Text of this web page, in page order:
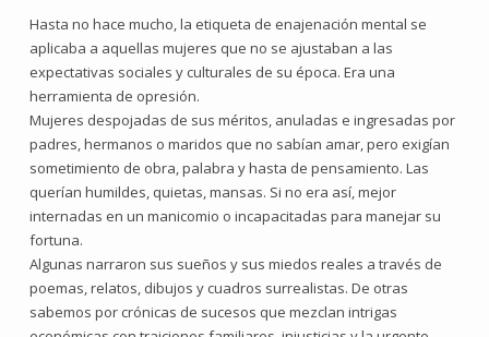
Hasta no hace mucho, la etiqueta de enajenación mental se
aplicaba a aquellas mujeres que no se ajustaban a las
expectativas sociales y culturales de su época. Era una
herramienta de opresión.
Mujeres despojadas de sus méritos, anuladas e ingresadas por
padres, hermanos o maridos que no sabían amar, pero exigían
sometimiento de obra, palabra y hasta de pensamiento. Las
querían humildes, quietas, mansas. Si no era así, mejor
internadas en un manicomio o incapacitadas para manejar su
fortuna.
Algunas narraron sus sueños y sus miedos reales a través de
poemas, relatos, dibujos y cuadros surrealistas. De otras
sabemos por crónicas de sucesos que mezclan intrigas